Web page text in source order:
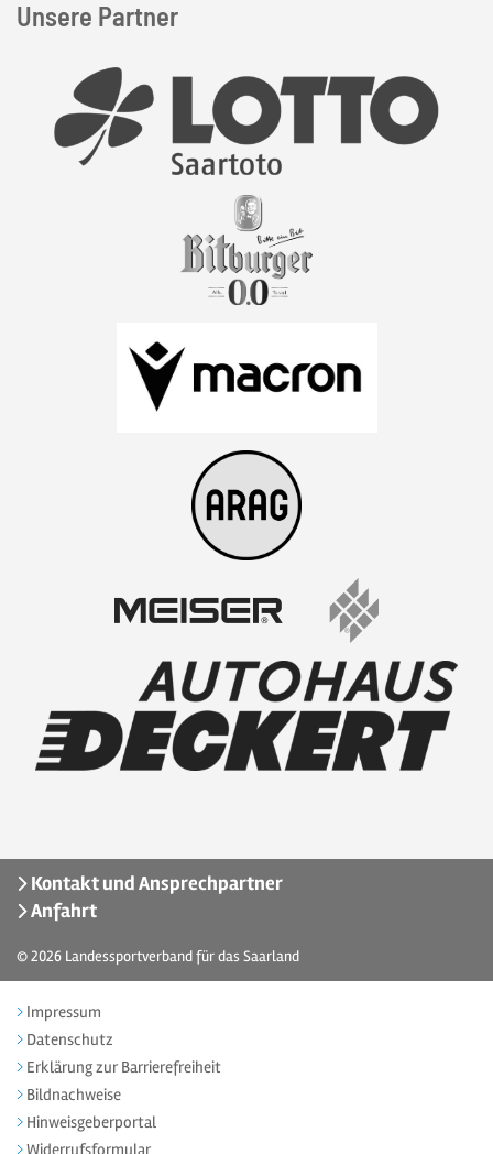
Unsere Partner
Kontakt und Ansprechpartner
Anfahrt
© 2026 Landessportverband für das Saarland
Impressum
Datenschutz
Erklärung zur Barrierefreiheit
Bildnachweise
Hinweisgeberportal
Widerrufsformular